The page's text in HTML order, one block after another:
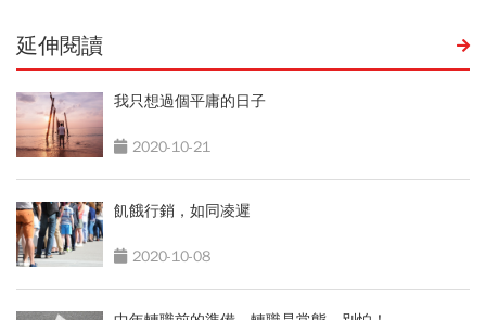
延伸閱讀
我只想過個平庸的日子
2020-10-21
飢餓行銷，如同凌遲
2020-10-08